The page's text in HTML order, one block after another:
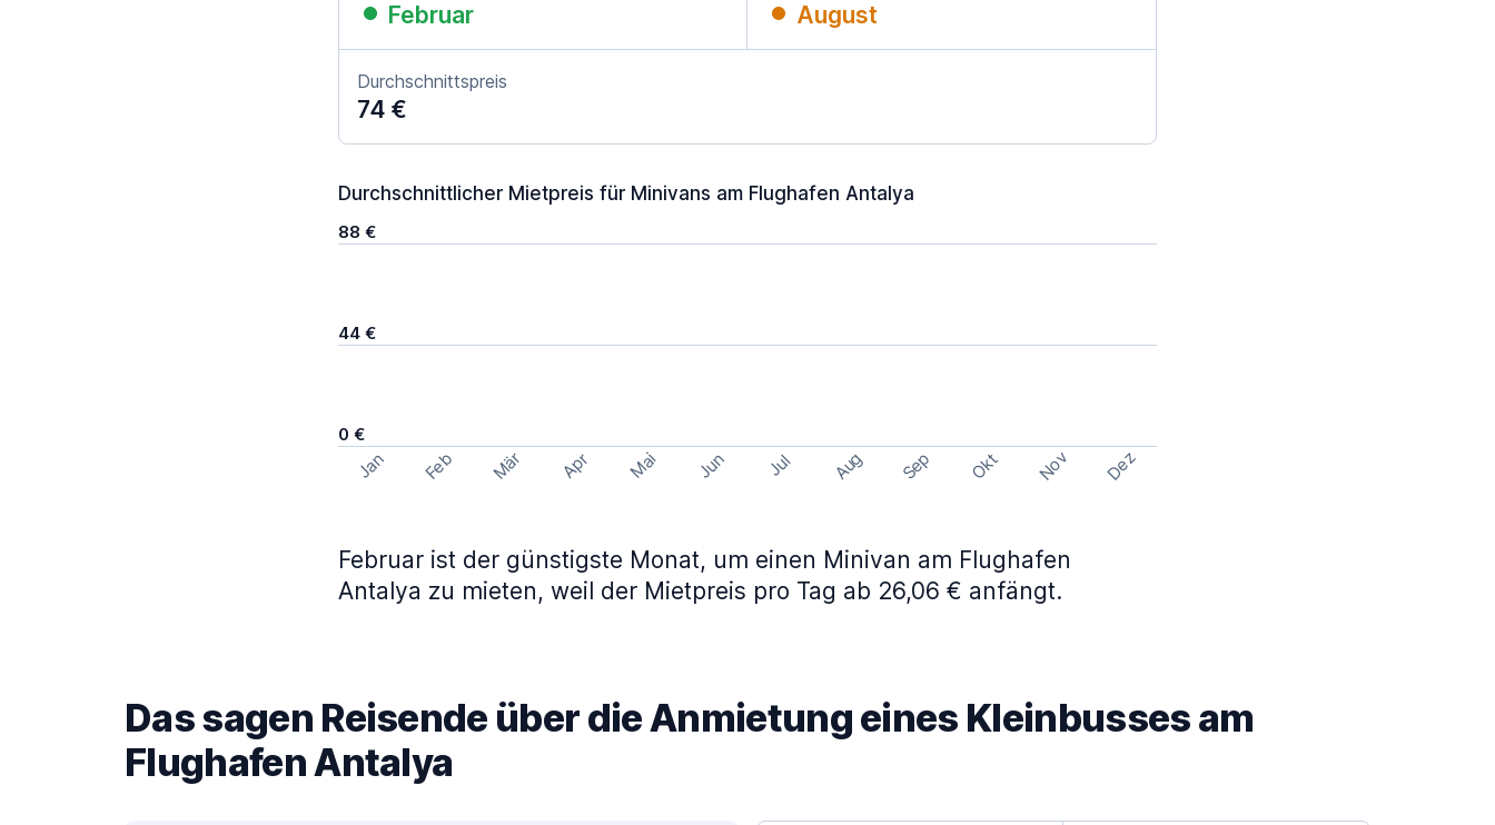
Februar August
Durchschnittspreis
74 €
Durchschnittlicher Mietpreis für Minivans am Flughafen Antalya
88 €
44 €
0 €
Jan Feb Mär Apr Mai Jun Jul Aug Sep Okt Nov Dez
Februar ist der günstigste Monat, um einen Minivan am Flughafen
Antalya zu mieten, weil der Mietpreis pro Tag ab 26,06 € anfängt.
Das sagen Reisende über die Anmietung eines Kleinbusses am
Flughafen Antalya